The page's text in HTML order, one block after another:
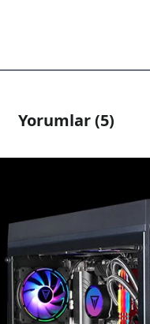
Yorumlar (5)